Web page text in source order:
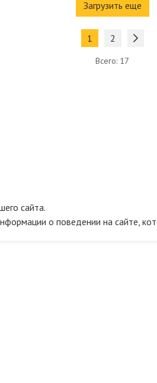
Загрузить еще
1 2
Всего: 17
сайта.
о поведении на сайте,